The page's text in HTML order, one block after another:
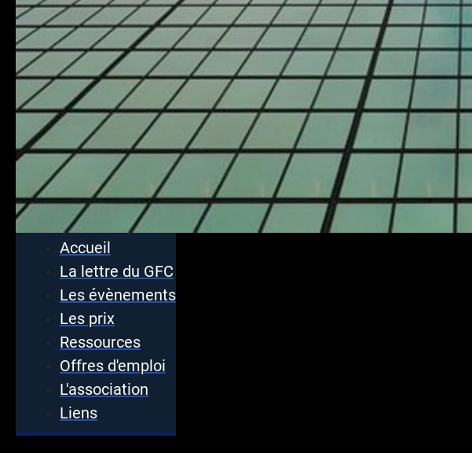
Accueil
La lettre du GFC
Les évènements
Les prix
Ressources
Offres d'emploi
L'association
Liens